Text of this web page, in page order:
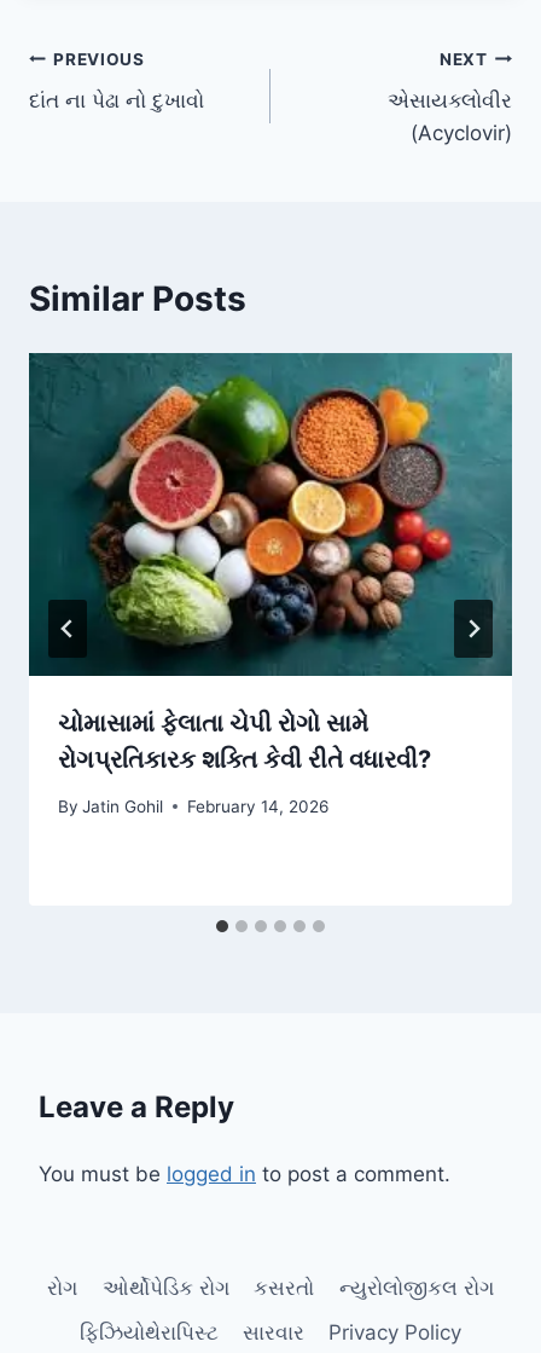
Post
navigation
PREVIOUS
દાંત ના પેઢા નો દુખાવો
NEXT
એસાયક્લોવીર
(Acyclovir)
Similar Posts
ચોમાસામાં ફેલાતા ચેપી રોગો સામે
રોગપ્રતિકારક શક્તિ કેવી રીતે વધારવી?
By Jatin Gohil February 14, 2026
Leave a Reply
You must be logged in to post a comment.
રોગ ઓર્થોપેડિક રોગ કસરતો
ન્યુરોલોજીકલ રોગ
ફિઝિયોથેરાપિસ્ટ
સારવાર Privacy Policy